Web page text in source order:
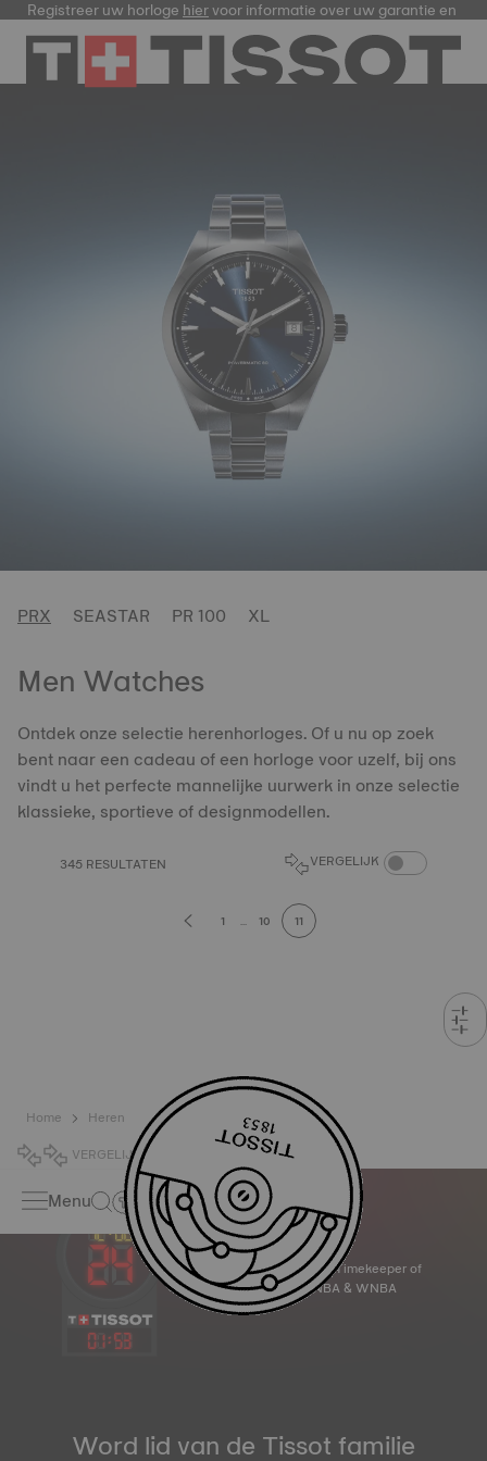
Registreer uw horlogehiervoor informatie over uw garantie en
PRX SEASTAR PR 100 XL
Men Watches
Ontdek onze selectie herenhorloges. Of u nu op zoek
bent naar een cadeau of een horloge voor uzelf, bij ons
vindt u het perfecte mannelijke uurwerk in onze selectie
klassieke, sportieve of designmodellen.
345 RESULTATEN VERGELIJK PRODUCTEN
1 ... 10 11
Home
Heren
VERGELIJK0
Menu
01:53
Official Timekeeper of
the NBA & WNBA
Word lid van de Tissot familie